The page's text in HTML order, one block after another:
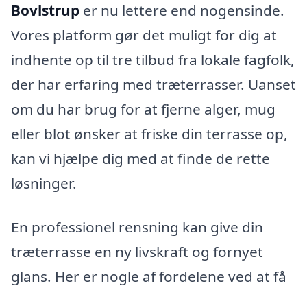
Bovlstrup er nu lettere end nogensinde.
Vores platform gør det muligt for dig at
indhente op til tre tilbud fra lokale fagfolk,
der har erfaring med træterrasser. Uanset
om du har brug for at fjerne alger, mug
eller blot ønsker at friske din terrasse op,
kan vi hjælpe dig med at finde de rette
løsninger.
En professionel rensning kan give din
træterrasse en ny livskraft og fornyet
glans. Her er nogle af fordelene ved at få